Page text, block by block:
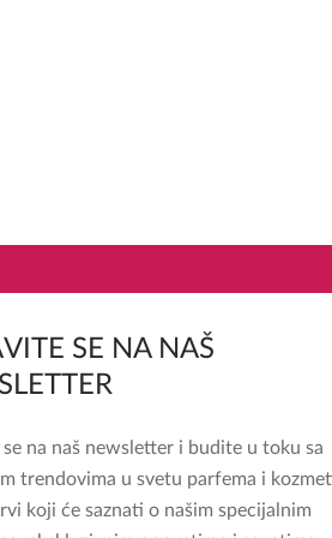
SE NA NAŠ
se na naš newsletter i budite u toku sa
trendovima u svetu parfema i
koji će saznati o našim specijalnim